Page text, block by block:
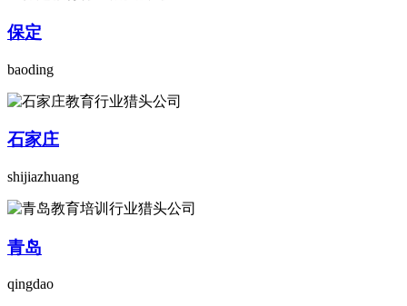
保定
baoding
石家庄
shijiazhuang
青岛
qingdao